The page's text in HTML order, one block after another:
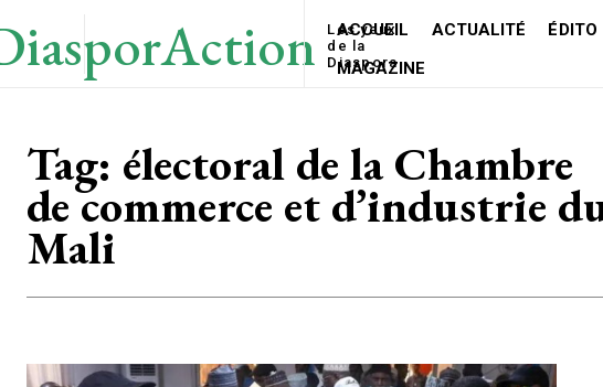
Les yeux
de la
Diaspora
ACCUEIL ACTUALITÉ ÉDITO
MAGAZINE
Tag: électoral de la Chambre
de commerce et d’industrie
Mali